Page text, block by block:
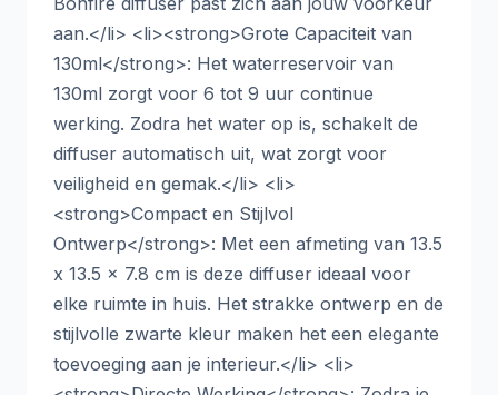
aan.</li> <li><strong>Grote Capaciteit van
130ml</strong>: Het waterreservoir van
130ml zorgt voor 6 tot 9 uur continue
werking. Zodra het water op is, schakelt de
diffuser automatisch uit, wat zorgt voor
veiligheid en gemak.</li> <li>
<strong>Compact en Stijlvol
Ontwerp</strong>: Met een afmeting van 13.5
x 13.5 x 7.8 cm is deze diffuser ideaal voor
elke ruimte in huis. Het strakke ontwerp en de
stijlvolle zwarte kleur maken het een elegante
toevoeging aan je interieur.</li> <li>